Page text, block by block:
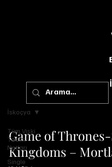
Tüm Viski
Tadım
Notları
Single
İskoçya
Game of
Kingdoms –